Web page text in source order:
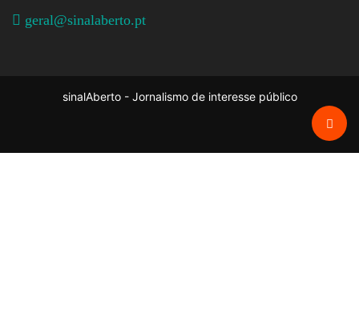
geral@sinalaberto.pt
sinalAberto - Jornalismo de interesse público